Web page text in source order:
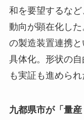
和を要望するな
動向が顕在化し
の製造装置連携
具体化。形状の
も実証も進められ
九都県市が「量